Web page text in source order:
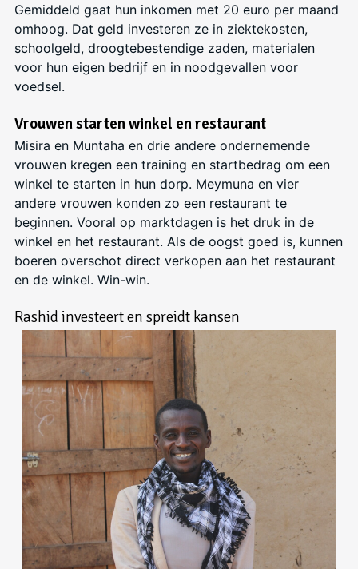
Gemiddeld gaat hun inkomen met 20 euro per maand
omhoog. Dat geld investeren ze in ziektekosten,
schoolgeld, droogtebestendige zaden, materialen
voor hun eigen bedrijf en in noodgevallen voor
voedsel.
Vrouwen starten winkel en restaurant
Misira en Muntaha en drie andere ondernemende
vrouwen kregen een training en startbedrag om een
winkel te starten in hun dorp. Meymuna en vier
andere vrouwen konden zo een restaurant te
beginnen. Vooral op marktdagen is het druk in de
winkel en het restaurant. Als de oogst goed is, kunnen
boeren overschot direct verkopen aan het restaurant
en de winkel. Win-win.
Rashid investeert en spreidt kansen